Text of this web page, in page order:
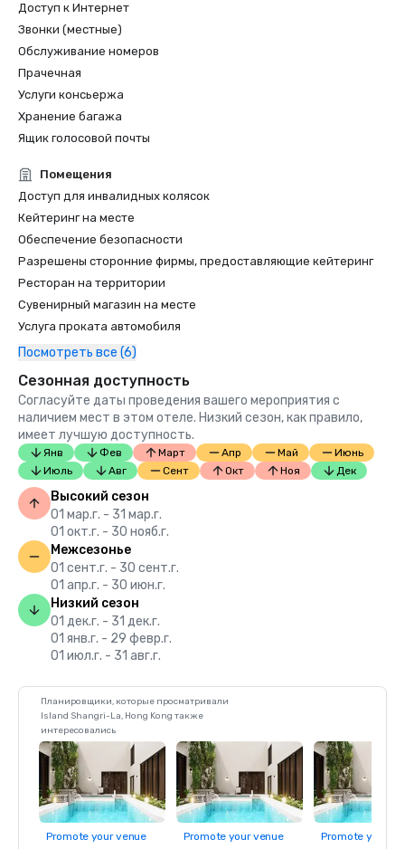
Доступ к Интернет
Звонки (местные)
Обслуживание номеров
Прачечная
Услуги консьержа
Хранение багажа
Ящик голосовой почты
Помещения
Доступ для инвалидных колясок
Кейтеринг на месте
Обеспечение безопасности
Разрешены сторонние фирмы, предоставляющие кейтеринг
Ресторан на территории
Сувенирный магазин на месте
Услуга проката автомобиля
Посмотреть все (6)
Сезонная доступность
Согласуйте даты проведения вашего мероприятия с
наличием мест в этом отеле. Низкий сезон, как правило,
имеет лучшую доступность.
Янв Фев Март Апр Май
Июнь
Июль
Авг Сент Окт Ноя Дек
Высокий сезон
01 мар.г. - 31 мар.г.
01 окт.г. - 30 нояб.г.
Межсезонье
01 сент.г. - 30 сент.г.
01 апр.г. - 30 июн.г.
Низкий сезон
01 дек.г. - 31 дек.г.
01 янв.г. - 29 февр.г.
01 июл.г. - 31 авг.г.
Планировщики, которые просматривали
Island Shangri-La, Hong Kong также
интересовались
Promote your venue Promote your venue Promote your